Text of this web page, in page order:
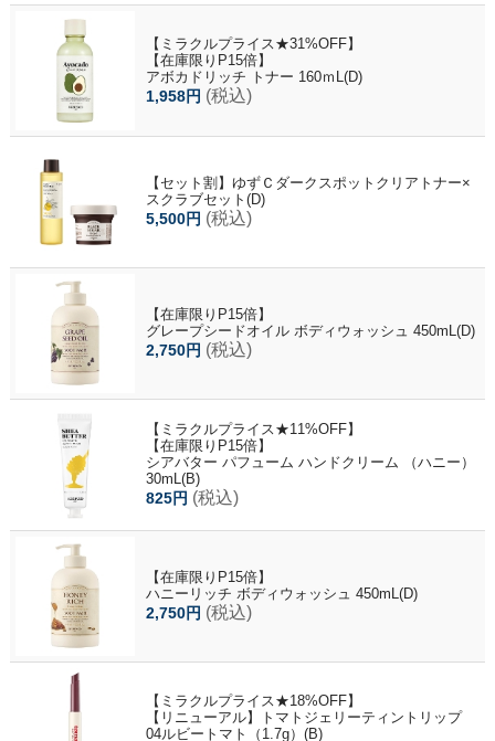
【ミラクルプライス★31%OFF】
【在庫限りP15倍】
アボカドリッチ トナー 160ｍL(D)
1,958円 (税込)
【セット割】ゆずＣダークスポットクリアトナー×
スクラブセット(D)
5,500円 (税込)
【在庫限りP15倍】
グレープシードオイル ボディウォッシュ 450mL(D)
2,750円 (税込)
【ミラクルプライス★11%OFF】
【在庫限りP15倍】
シアバター パフューム ハンドクリーム （ハニー）
30mL(B)
825円 (税込)
【在庫限りP15倍】
ハニーリッチ ボディウォッシュ 450mL(D)
2,750円 (税込)
【ミラクルプライス★18%OFF】
【リニューアル】トマトジェリーティントリップ
04ルビートマト（1.7g）(B)